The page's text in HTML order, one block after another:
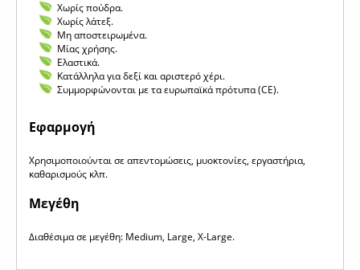
Χωρίς πούδρα.
Χωρίς λάτεξ.
Μη αποστειρωμένα.
Μίας χρήσης.
Ελαστικά.
Κατάλληλα για δεξί και αριστερό χέρι.
Συμμορφώνονται με τα ευρωπαϊκά πρότυπα (CE).
Eφαρμογή
Χρησιμοποιούνται σε απεντομώσεις, μυοκτονίες, εργαστήρια,
καθαρισμούς κλπ.
Μεγέθη
Διαθέσιμα σε μεγέθη: Medium, Large, X-Large.